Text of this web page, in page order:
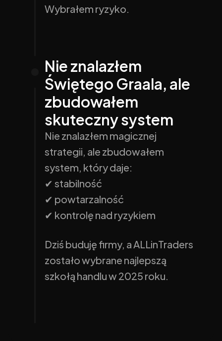
Wybrałem ryzyko.
Nie znalazłem
Świętego Graala, ale
zbudowałem
skuteczny system
Nie znalazłem magicznej
strategii, ale zbudowałem
system, który daje:
✔ stabilność
✔ powtarzalność
✔ kontrolę nad ryzykiem
Dziś buduję firmy, a ALLinTraders
zostało wybrane najlepszą
szkołą handlu w 2025 roku.